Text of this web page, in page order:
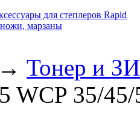
для степлеров Rapid
марзаны
→ Тонер и
WCP 35/45/